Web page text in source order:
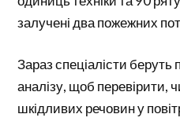
залучені два пожежних
Зараз спеціалісти беруть
аналізу, щоб перевірити,
шкідливих речовин у